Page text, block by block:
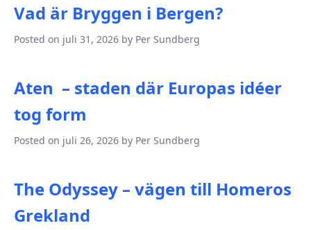
Vad är Bryggen i Bergen?
Posted on juli 31, 2026 by Per Sundberg
Aten – staden där Europas idéer
tog form
Posted on juli 26, 2026 by Per Sundberg
The Odyssey – vägen till Homeros
Grekland